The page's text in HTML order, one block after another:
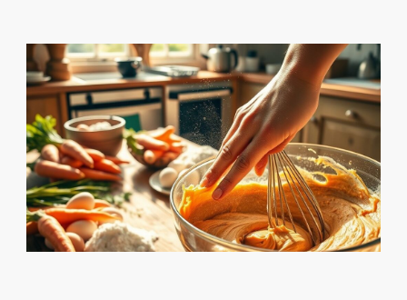
saudáveis e práticas,
além de dicas exclusivas
que vão facilitar sua
vida na cozinha. 🍰🥗
Quer aprender a fazer
um almoço delicioso,
um jantar especial ou